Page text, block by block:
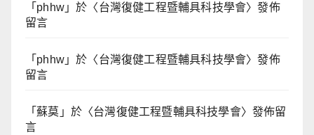
「 phhw 」於〈台灣復健工程暨輔具科技學會〉發佈
留言
「 phhw 」於〈台灣復健工程暨輔具科技學會〉發佈
留言
「蘇莫 」於〈台灣復健工程暨輔具科技學會〉發佈留
言